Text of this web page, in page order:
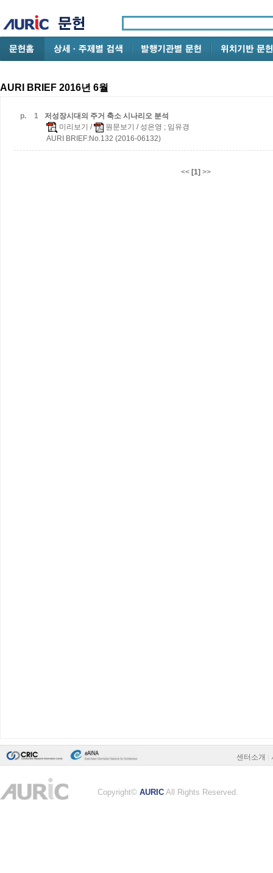
AURI BRIEF 2016년 6월
p. 1
저성장시대의 주거 축소 시나리오 분석
미리보기 / 원문보기 / 성은영 ; 임유경
AURI BRIEF:No.132 (2016-06132)
<< [1] >>
센터소개
Copyright© AURIC All Rights Reserved.